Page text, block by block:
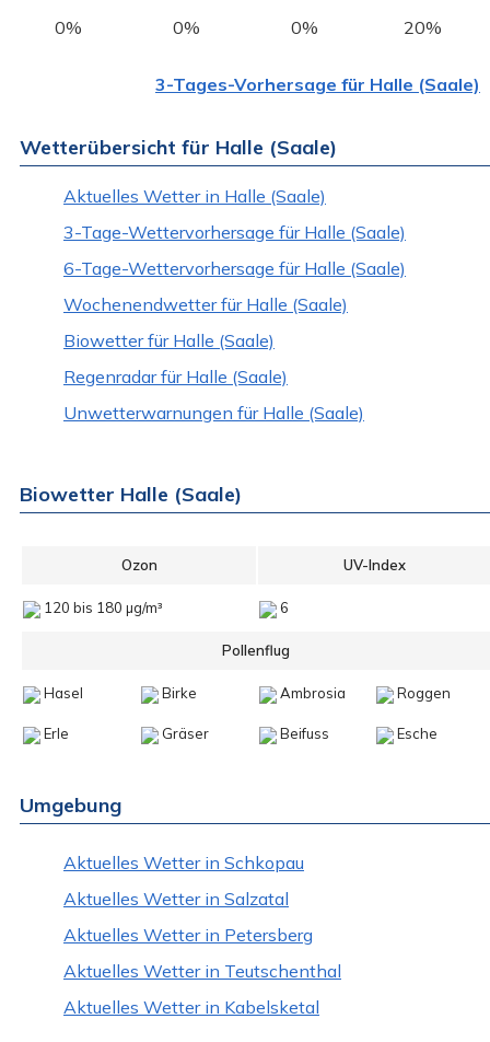
0% 0% 0% 20%
3-Tages-Vorhersage für Halle (Saale)
Wetterübersicht für Halle (Saale)
Aktuelles Wetter in Halle (Saale)
3-Tage-Wettervorhersage für Halle (Saale)
6-Tage-Wettervorhersage für Halle (Saale)
Wochenendwetter für Halle (Saale)
Biowetter für Halle (Saale)
Regenradar für Halle (Saale)
Unwetterwarnungen für Halle (Saale)
Biowetter Halle (Saale)
Ozon UV-Index
120 bis 180 µg/m³ 6
Pollenflug
Hasel Birke Ambrosia Roggen
Erle Gräser Beifuss Esche
Umgebung
Aktuelles Wetter in Schkopau
Aktuelles Wetter in Salzatal
Aktuelles Wetter in Petersberg
Aktuelles Wetter in Teutschenthal
Aktuelles Wetter in Kabelsketal